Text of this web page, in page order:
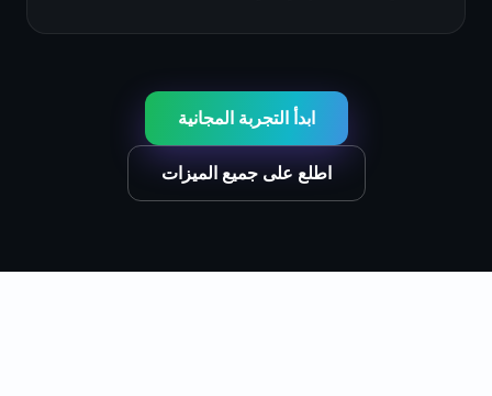
ابدأ التجربة المجانية
اطلع على جميع الميزات